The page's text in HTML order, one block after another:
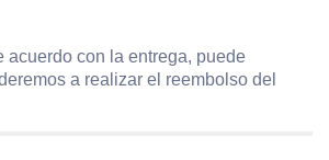
acuerdo con la entrega, puede
a realizar el reembolso del